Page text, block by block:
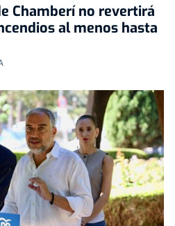
Chamberí no revertirá
al menos hasta